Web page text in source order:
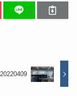
20220409